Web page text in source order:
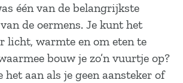
één van de belangrijkste
de oermens. Je kunt het
licht, warmte en om eten te
bouw je zo’n vuurtje op?
het aan als je geen aansteker of